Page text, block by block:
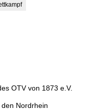
OTV von 1873 e.V.
Nordrhein